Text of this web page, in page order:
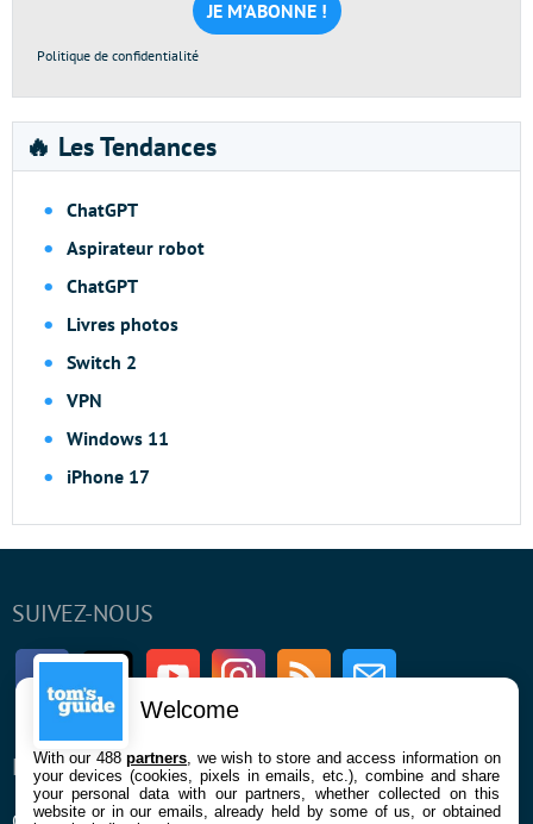
*
Politique de confidentialité
🔥 Les Tendances
ChatGPT
Aspirateur robot
ChatGPT
Livres photos
Switch 2
VPN
Windows 11
iPhone 17
SUIVEZ-NOUS
FacebookTwitter Youtube InstagramRSS Newsletter
ENTREPRISE À PROPOS
Welcome
With our 488partners , we wish to store and access information on
your devices (cookies, pixels in emails, etc.), combine and share
your personal data with our partners, whether collected on this
website or in our emails, already held by some of us, or obtained